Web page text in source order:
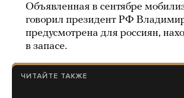
Объявленная в сентябре
говорил президент РФ
предусмотрена для россиян,
в запасе.
ЧИТАЙТЕ ТАКЖЕ